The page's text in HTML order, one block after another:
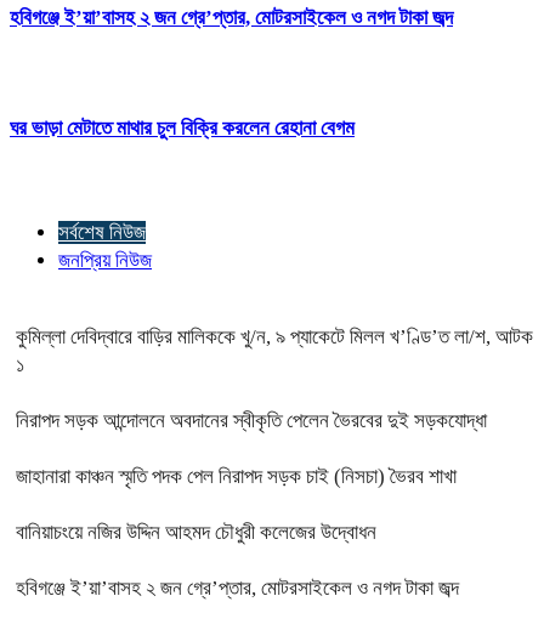
হবিগঞ্জে ই’য়া’বাসহ ২ জন গ্রে’প্তার, মোটরসাইকেল ও নগদ টাকা জব্দ
ঘর ভাড়া মেটাতে মাথার চুল বিক্রি করলেন রেহানা বেগম
সর্বশেষ নিউজ
জনপ্রিয় নিউজ
কুমিল্লা দেবিদ্বারে বাড়ির মালিককে খু/ন, ৯ প্যাকেটে মিলল খ’ণ্ডি’ত লা/শ, আটক
১
নিরাপদ সড়ক আন্দোলনে অবদানের স্বীকৃতি পেলেন ভৈরবের দুই সড়কযোদ্ধা
জাহানারা কাঞ্চন স্মৃতি পদক পেল নিরাপদ সড়ক চাই (নিসচা) ভৈরব শাখা
বানিয়াচংয়ে নজির উদ্দিন আহমদ চৌধুরী কলেজের উদ্বোধন
হবিগঞ্জে ই’য়া’বাসহ ২ জন গ্রে’প্তার, মোটরসাইকেল ও নগদ টাকা জব্দ